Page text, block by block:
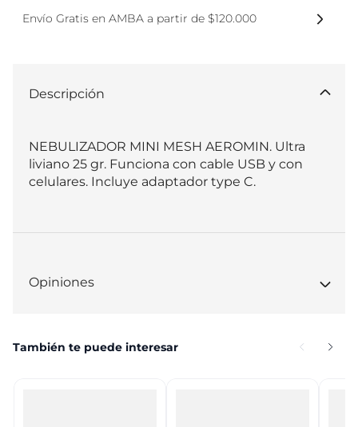
Envío Gratis en AMBA a partir de $120.000
Descripción
NEBULIZADOR MINI MESH AEROMIN. Ultra
liviano 25 gr. Funciona con cable USB y con
celulares. Incluye adaptador type C.
Opiniones
También te puede interesar